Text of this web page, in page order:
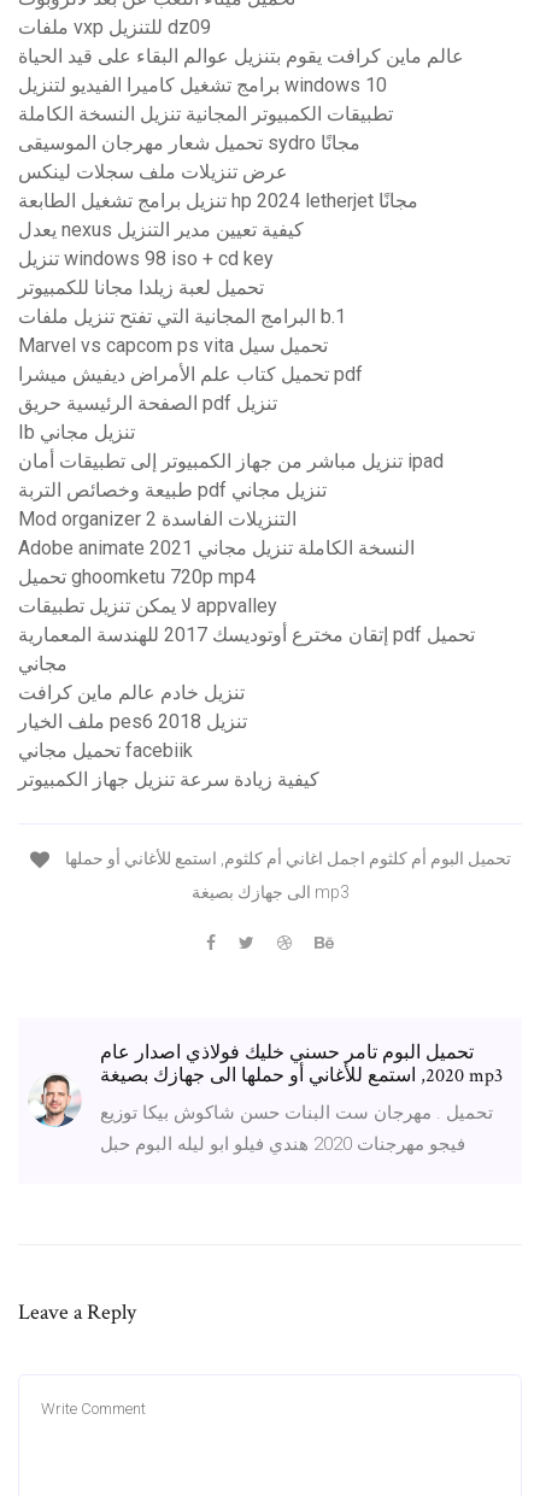
ملفات vxp للتنزيل dz09
عالم ماين كرافت يقوم بتنزيل عوالم البقاء على قيد الحياة
برامج تشغيل كاميرا الفيديو لتنزيل windows 10
تطبيقات الكمبيوتر المجانية تنزيل النسخة الكاملة
تحميل شعار مهرجان الموسيقى sydro مجانًا
عرض تنزيلات ملف سجلات لينكس
تنزيل برامج تشغيل الطابعة hp 2024 letherjet مجانًا
يعدل nexus كيفية تعيين مدير التنزيل
تنزيل windows 98 iso + cd key
تحميل لعبة زيلدا مجانا للكمبيوتر
البرامج المجانية التي تفتح تنزيل ملفات b.1
Marvel vs capcom ps vita تحميل سيل
تحميل كتاب علم الأمراض ديفيش ميشرا pdf
الصفحة الرئيسية حريق pdf تنزيل
Ib تنزيل مجاني
تنزيل مباشر من جهاز الكمبيوتر إلى تطبيقات أمان ipad
طبيعة وخصائص التربة pdf تنزيل مجاني
Mod organizer 2 التنزيلات الفاسدة
Adobe animate 2021 النسخة الكاملة تنزيل مجاني
تحميل ghoomketu 720p mp4
لا يمكن تنزيل تطبيقات appvalley
إتقان مخترع أوتوديسك 2017 للهندسة المعمارية pdf تحميل
مجاني
تنزيل خادم عالم ماين كرافت
ملف الخيار pes6 2018 تنزيل
تحميل مجاني facebiik
كيفية زيادة سرعة تنزيل جهاز الكمبيوتر
الى جهازك بصيغة mp3
تحميل البوم تامر حسني خليك فولاذي اصدار عام
2020, استمع للأغاني أو حملها الى جهازك بصيغة mp3
تحميل . مهرجان ست البنات حسن شاكوش بيكا توزيع
فيجو مهرجنات 2020 هندي فيلو ابو ليله البوم حبل
Leave a Reply